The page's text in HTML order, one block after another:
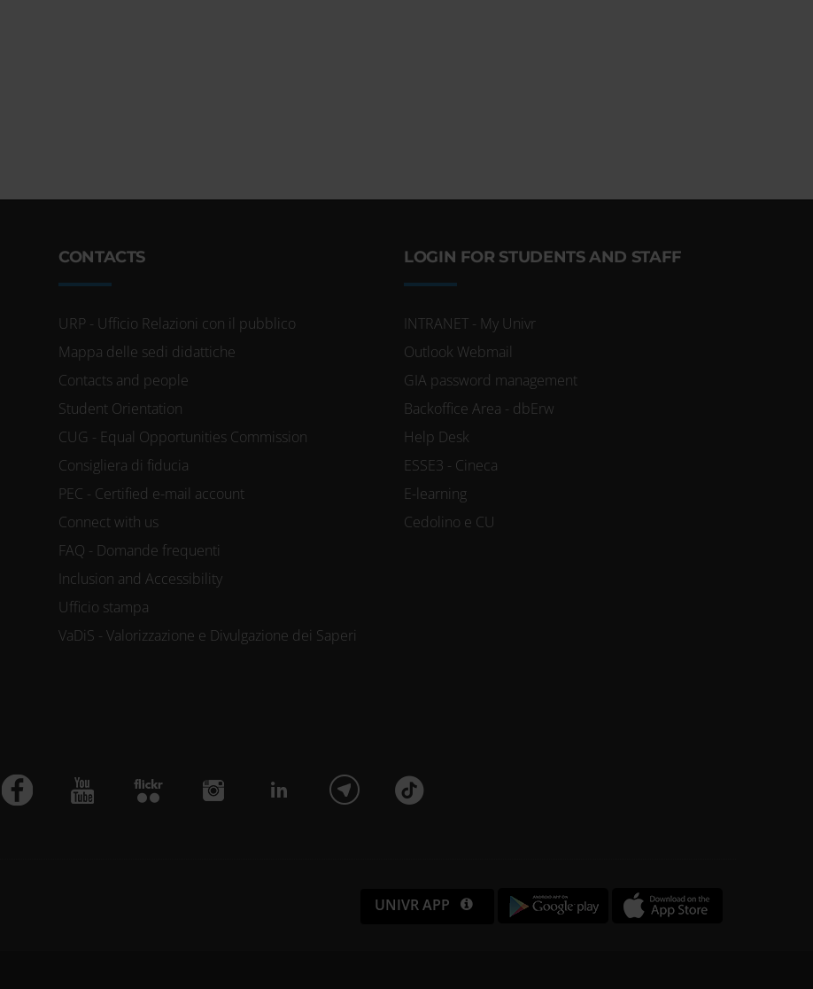
CONTACTS
URP - Ufficio Relazioni con il pubblico
Mappa delle sedi didattiche
Contacts and people
Student Orientation
CUG - Equal Opportunities Commission
Consigliera di fiducia
PEC - Certified e-mail account
Connect with us
FAQ - Domande frequenti
Inclusion and Accessibility
Ufficio stampa
VaDiS - Valorizzazione e Divulgazione dei Saperi
LOGIN FOR STUDENTS AND STAFF
INTRANET - My Univr
Outlook Webmail
GIA password management
Backoffice Area - dbErw
Help Desk
ESSE3 - Cineca
E-learning
Cedolino e CU
UNIVR APP